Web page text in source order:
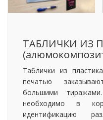
ТАБЛИЧКИ ИЗ
Таблички из
печатью
большими
необходимо в
идентификацию